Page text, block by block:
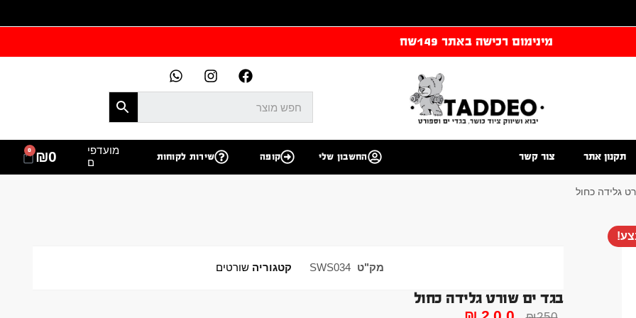
מינימום רכישה באתר 149שח
תקנון אתר צור קשר החשבון שלי קופה שירות לקוחות
מועדפי
ם
₪0
0
גלידה כחול
מק"ט SWS034 קטגוריה שורטים
בגד ים שורט גלידה כחול